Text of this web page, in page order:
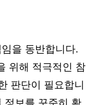
을 동반합니다.
위해 적극적인 참
판단이 필요합니
정보를 꾸준히 확